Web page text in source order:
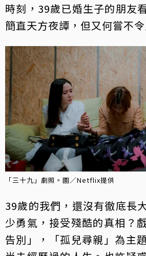
時刻，39歲已婚生子的朋友
簡直天方夜譚，但又何嘗不
「三十九」劇照。圖／Netflix提供
39歲的我們，還沒有徹底長
少勇氣，接受殘酷的真相？
告別」，「孤兒尋親」為主